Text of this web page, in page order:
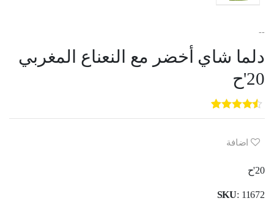
--
دلما شاي أخضر مع النعناع المغربي
20'ح
5
out of
5
3
customer
ratings
اضافة
20'ح
SKU: 11672